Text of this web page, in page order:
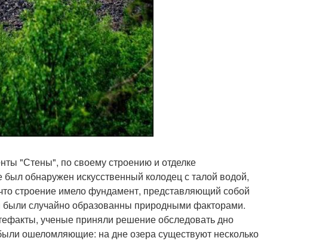
"Стены", по своему строению и отделке
обнаружен искусственный колодец с талой водой,
строение имело фундамент, представляющий собой
случайно образованны природными факторами.
ученые приняли решение обследовать дно
ошеломляющие: на дне озера существуют несколько